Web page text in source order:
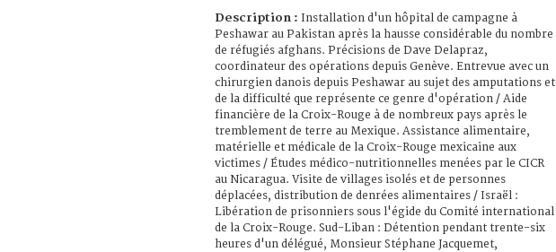
Description : Installation d'un hôpital de campagne à
Peshawar au Pakistan après la hausse considérable du nombre
de réfugiés afghans. Précisions de Dave Delapraz,
coordinateur des opérations depuis Genève. Entrevue avec un
chirurgien danois depuis Peshawar au sujet des amputations et
de la difficulté que représente ce genre d'opération / Aide
financière de la Croix-Rouge à de nombreux pays après le
tremblement de terre au Mexique. Assistance alimentaire,
matérielle et médicale de la Croix-Rouge mexicaine aux
victimes / Études médico-nutritionnelles menées par le CICR
au Nicaragua. Visite de villages isolés et de personnes
déplacées, distribution de denrées alimentaires / Israël :
Libération de prisonniers sous l'égide du Comité international
de la Croix-Rouge. Sud-Liban : Détention pendant trente-six
heures d'un délégué, Monsieur Stéphane Jacquemet,